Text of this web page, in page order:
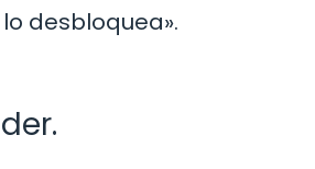
desbloquea».